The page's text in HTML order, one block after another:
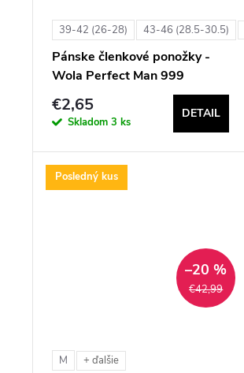
39-42 (26-28) 43-46 (28.5-30.5)
Pánske členkové ponožky -
Wola Perfect Man 999
€2,65
Skladom 3 ks
DETAIL
Posledný kus
€42,99
–20 %
M + ďalšie